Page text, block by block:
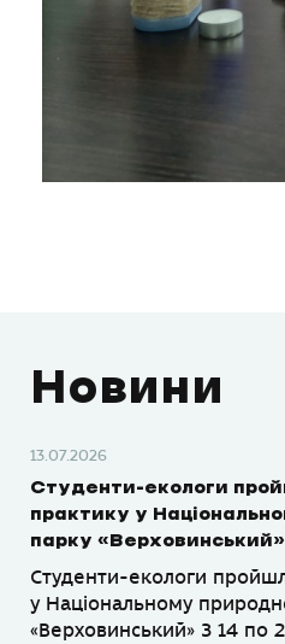
Новини
13.07.2026
Студенти-екологи
практику у
парку «Верховинський»
Студенти-екологи
у Національному
«Верховинський» З 14 по